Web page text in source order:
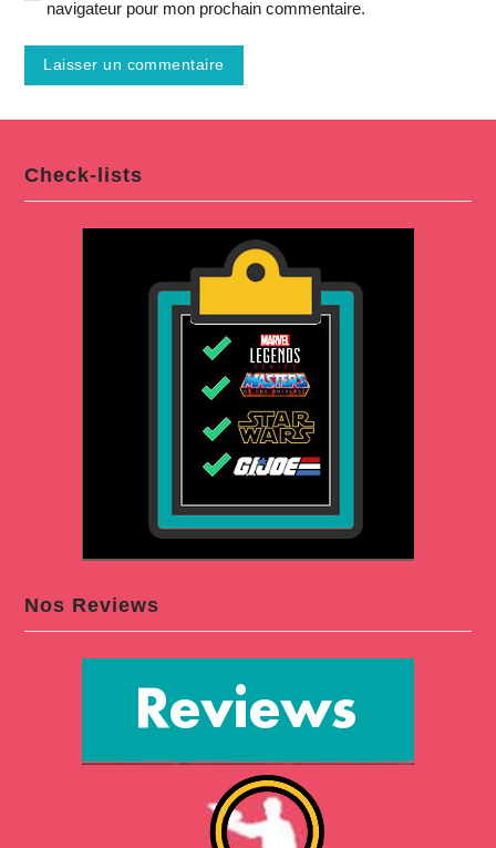
navigateur pour mon prochain commentaire.
Check-lists
Nos Reviews